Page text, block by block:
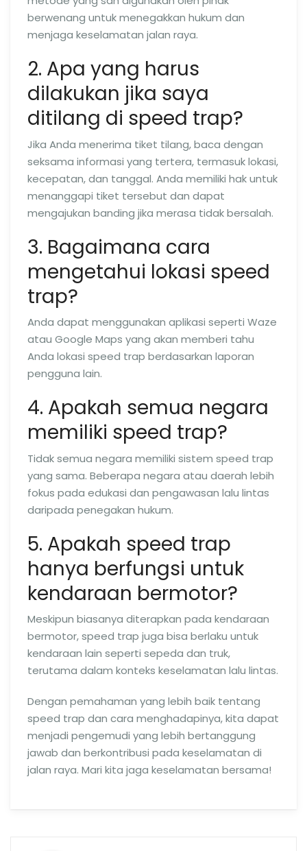
berwenang untuk menegakkan hukum dan
menjaga keselamatan jalan raya.
2. Apa yang harus
dilakukan jika saya
ditilang di speed trap?
Jika Anda menerima tiket tilang, baca dengan
seksama informasi yang tertera, termasuk lokasi,
kecepatan, dan tanggal. Anda memiliki hak untuk
menanggapi tiket tersebut dan dapat
mengajukan banding jika merasa tidak bersalah.
3. Bagaimana cara
mengetahui lokasi speed
trap?
Anda dapat menggunakan aplikasi seperti Waze
atau Google Maps yang akan memberi tahu
Anda lokasi speed trap berdasarkan laporan
pengguna lain.
4. Apakah semua negara
memiliki speed trap?
Tidak semua negara memiliki sistem speed trap
yang sama. Beberapa negara atau daerah lebih
fokus pada edukasi dan pengawasan lalu lintas
daripada penegakan hukum.
5. Apakah speed trap
hanya berfungsi untuk
kendaraan bermotor?
Meskipun biasanya diterapkan pada kendaraan
bermotor, speed trap juga bisa berlaku untuk
kendaraan lain seperti sepeda dan truk,
terutama dalam konteks keselamatan lalu lintas.
Dengan pemahaman yang lebih baik tentang
speed trap dan cara menghadapinya, kita dapat
menjadi pengemudi yang lebih bertanggung
jawab dan berkontribusi pada keselamatan di
jalan raya. Mari kita jaga keselamatan bersama!